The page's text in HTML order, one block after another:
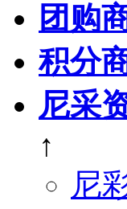
团购
积分
尼采
↑
尼